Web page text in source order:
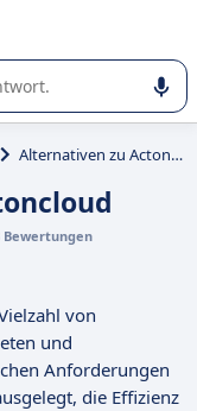
oder Auswahl
Alternativen zu Actoncloud
Bewertungen
von
und
Anforderungen
die Effizienz